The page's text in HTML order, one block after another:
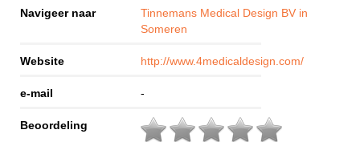
Navigeer naar
Tinnemans Medical Design BV in
Someren
Website http://www.4medicaldesign.com/
e-mail -
Beoordeling